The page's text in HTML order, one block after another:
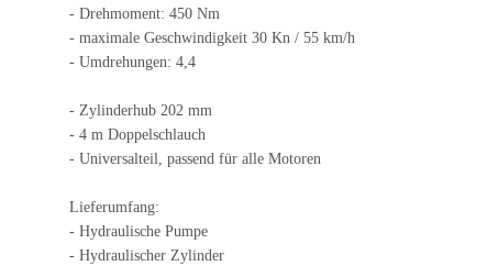
- Drehmoment: 450 Nm
- maximale Geschwindigkeit 30 Kn / 55 km/h
- Umdrehungen: 4,4
- Zylinderhub 202 mm
- 4 m Doppelschlauch
- Universalteil, passend für alle Motoren
Lieferumfang:
- Hydraulische Pumpe
- Hydraulischer Zylinder